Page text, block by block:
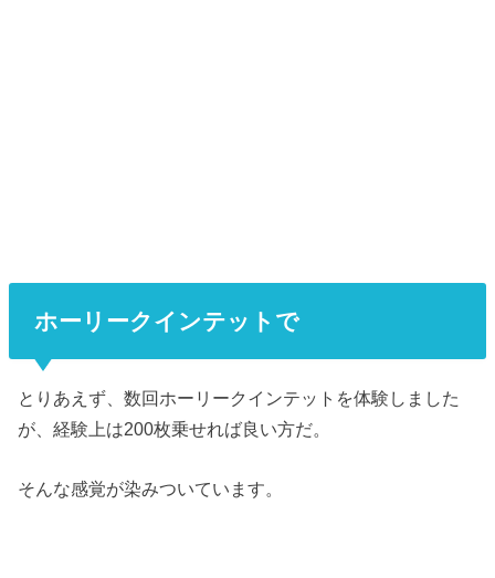
ホーリークインテットで
とりあえず、数回ホーリークインテットを体験しました
が、経験上は200枚乗せれば良い方だ。
そんな感覚が染みついています。